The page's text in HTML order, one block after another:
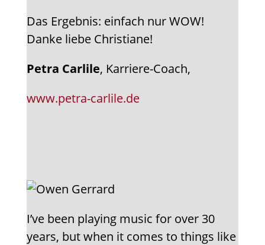
Das Ergebnis: einfach nur WOW!
Danke liebe Christiane!
Petra Carlile, Karriere-Coach,
www.petra-carlile.de
I’ve been playing music for over 30
years, but when it comes to things like